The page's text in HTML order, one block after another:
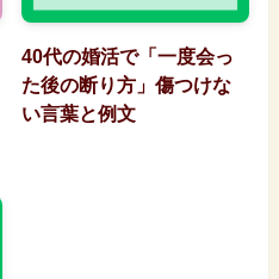
40代の婚活で「一度会っ
た後の断り方」傷つけな
い言葉と例文